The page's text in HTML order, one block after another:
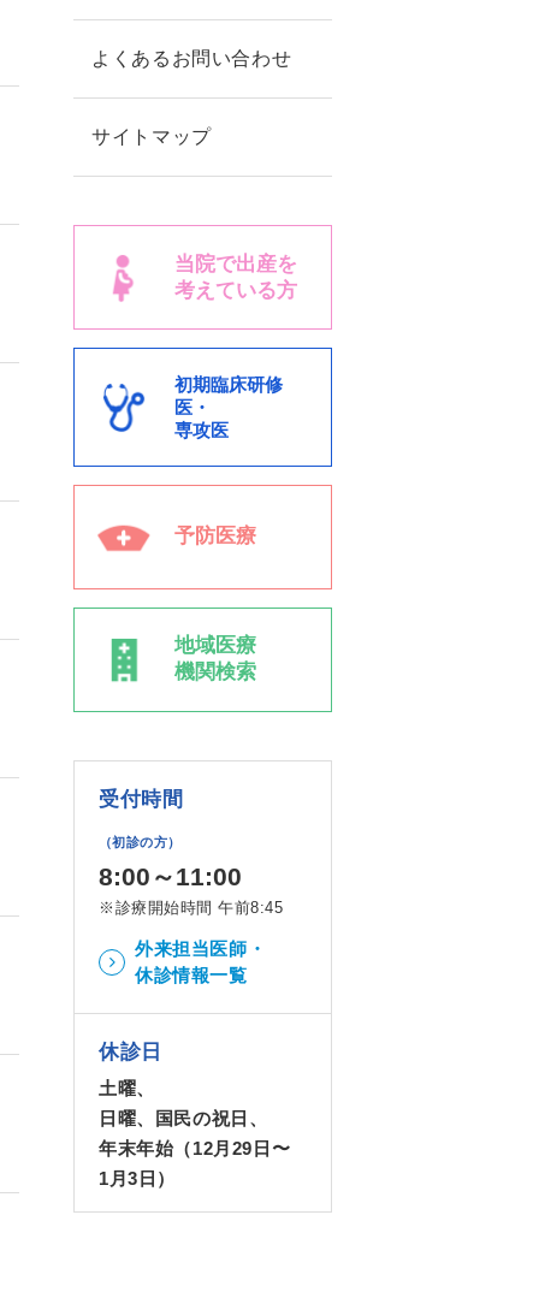
よくあるお問い合わせ
サイトマップ
当院で出産を
考えている方
初期臨床研修
医・
専攻医
予防医療
地域医療
機関検索
受付時間
（初診の方）
8:00～11:00
※診療開始時間 午前8:45
外来担当医師・
休診情報一覧
休診日
土曜、
日曜、国民の祝日、
年末年始（12月29日〜
1月3日）